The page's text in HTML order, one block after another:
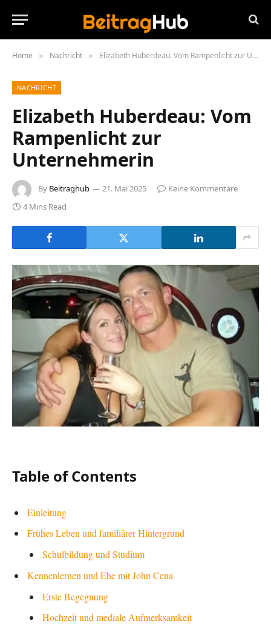
Home » Nachricht » Elizabeth Huberdeau: Vom Rampenlicht zur Unternehmerin
NACHRICHT
Elizabeth Huberdeau: Vom
Rampenlicht zur
Unternehmerin
By Beitraghub 21. Mai 2025
Keine Kommentare
4 Mins Read
Table of Contents
Einleitung
Frühes Leben und familiärer Hintergrund
Schulbildung und Studium
Kennenlernen und Ehe mit John Cena
Erste Begegnung
Hochzeit und mediale Aufmerksamkeit